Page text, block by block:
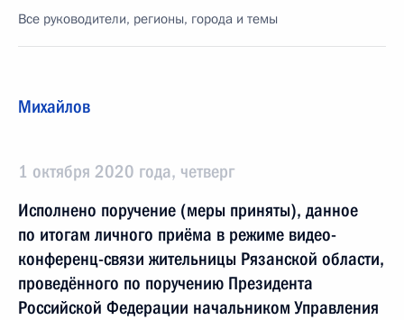
Все руководители, регионы, города и темы
Михайлов
1 октября 2020 года, четверг
Исполнено поручение (меры приняты), данное
по итогам личного приёма в режиме видео-
конференц-связи жительницы Рязанской области,
проведённого по поручению Президента
Российской Федерации начальником Управления